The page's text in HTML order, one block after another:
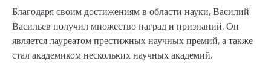
Благодаря своим достижениям в области науки, Василий
Васильев получил множество наград и признаний. Он
является лауреатом престижных научных премий, а также
стал академиком нескольких научных академий.